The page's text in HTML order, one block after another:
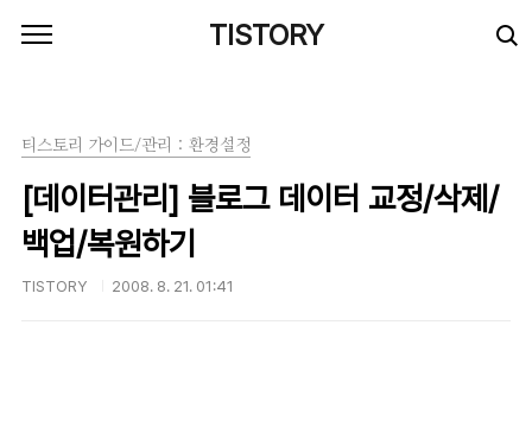
TISTORY
티스토리 가이드/관리 : 환경설정
[데이터관리] 블로그 데이터 교정/삭제/
백업/복원하기
TISTORY 2008. 8. 21. 01:41